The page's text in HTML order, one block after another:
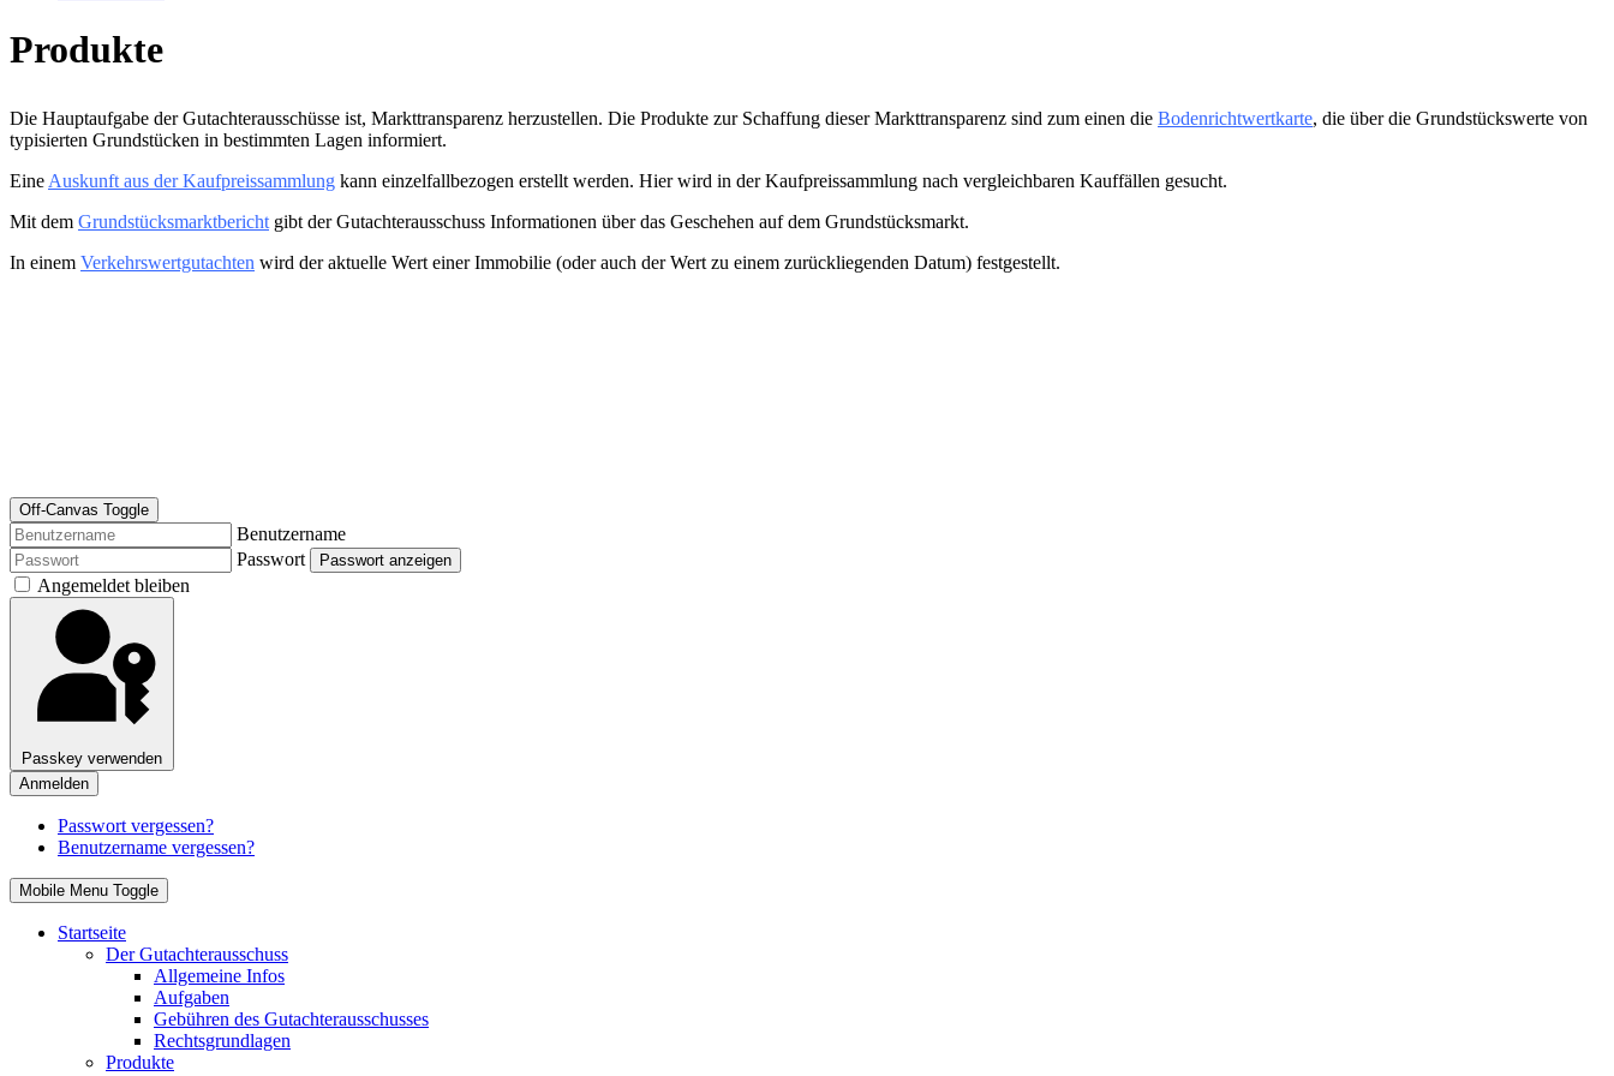
Produkte
Die Hauptaufgabe der Gutachterausschüsse ist, Markttransparenz herzustellen. Die Produkte zur Schaffung dieser Markttransparenz sind zum einen die Bodenrichtwertkarte, die über die Grundstückswerte von
typisierten Grundstücken in bestimmten Lagen informiert.
EineAuskunft aus der Kaufpreissammlung kann einzelfallbezogen erstellt werden. Hier wird in der Kaufpreissammlung nach vergleichbaren Kauffällen gesucht.
Mit dem Grundstücksmarktberichtgibt der Gutachterausschuss Informationen über das Geschehen auf dem Grundstücksmarkt.
In einem Verkehrswertgutachten wird der aktuelle Wert einer Immobilie (oder auch der Wert zu einem zurückliegenden Datum) festgestellt.
Off-Canvas Toggle
Benutzername
Passwort
Passwort anzeigen
Angemeldet bleiben
Passkey verwenden
Anmelden
Passwort vergessen?
Benutzername vergessen?
Mobile Menu Toggle
Startseite
Der Gutachterausschuss
Allgemeine Infos
Aufgaben
Gebühren des Gutachterausschusses
Rechtsgrundlagen
Produkte